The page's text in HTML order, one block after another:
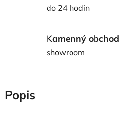
do 24 hodin
Kamenný obchod
showroom
Popis